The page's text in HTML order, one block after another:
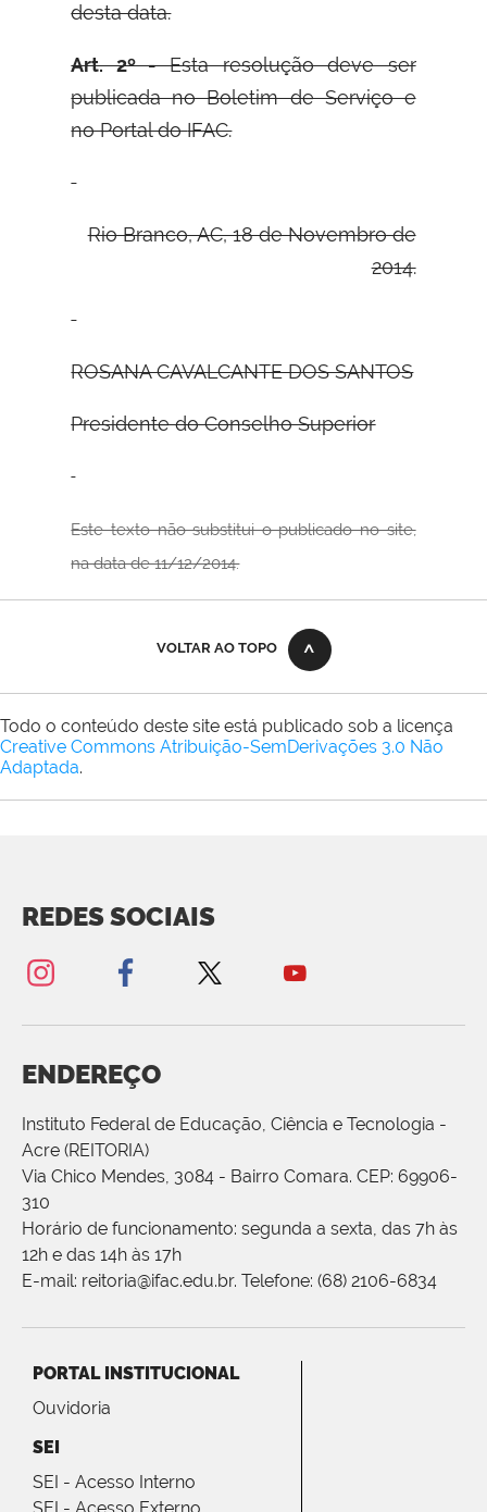
desta data.
Art. 2º -Esta resolução deve ser
publicada no Boletim de Serviço e
no Portal doIFAC.
Rio Branco, AC, 18 de Novembro de
2014.
ROSANA CAVALCANTE DOS SANTOS
Presidente do Conselho Superior
Este textonão substitui o publicado no site,
na data de 11/12/2014.
VOLTAR AO TOPO
Todo o conteúdo deste site está publicado sob a licença
Creative Commons Atribuição-SemDerivações 3.0 Não
Adaptada.
REDES SOCIAIS
ENDEREÇO
Instituto Federal de Educação, Ciência e Tecnologia -
Acre (REITORIA)
Via Chico Mendes, 3084 - Bairro Comara. CEP: 69906-
310
Horário de funcionamento: segunda a sexta, das 7h às
12h e das 14h às 17h
E-mail: reitoria@ifac.edu.br. Telefone: (68) 2106-6834
PORTAL INSTITUCIONAL
Ouvidoria
SEI
SEI - Acesso Interno